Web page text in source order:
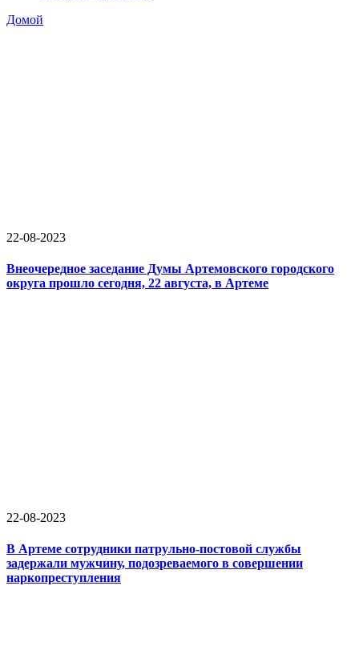
Домой
22-08-2023
Внеочередное заседание Думы Артемовского городского
округа прошло сегодня, 22 августа, в Артеме
22-08-2023
В Артеме сотрудники патрульно-постовой службы
задержали мужчину, подозреваемого в совершении
наркопреступления